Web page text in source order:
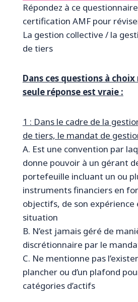
Répondez à ce
certification AMF pour
La gestion collective / la
de tiers
Dans ces questions à
seule réponse est vraie :
1 : Dans le cadre de la
de tiers, le mandat de
A. Est une convention par
donne pouvoir à un gérant
portefeuille incluant un ou
instruments financiers en
objectifs, de son expérience
situation
B. N’est jamais géré de
discrétionnaire par le
C. Ne mentionne pas
plancher ou d’un plafond
catégories d’actifs